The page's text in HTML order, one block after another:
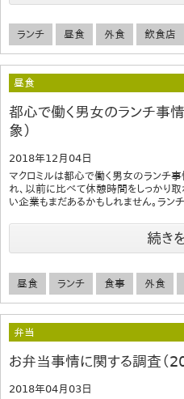
ランチ 昼食 外食 飲食店
昼食
都心で働く男女のランチ事
象）
2018年12月04日
マクロミルは都心で働く男女のランチ
れ、以前に比べて休憩時間をしっかり
い企業もまだあるかもしれません。ラン
続き
昼食 ランチ 食事 外食
弁当
お弁当事情に関する調査（
2018年04月03日